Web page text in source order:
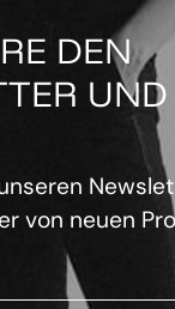
DEN
UND
von neuen